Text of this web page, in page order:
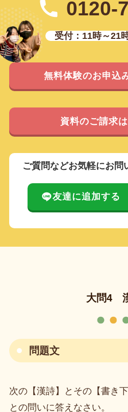
0120-
受付：11時～21
無料体験のお申込
資料のご請求
ご質問などお気軽にお問
友達に追加する
大問4
問題文
次の【漢詩】とその【書き
との問いに答えなさい。